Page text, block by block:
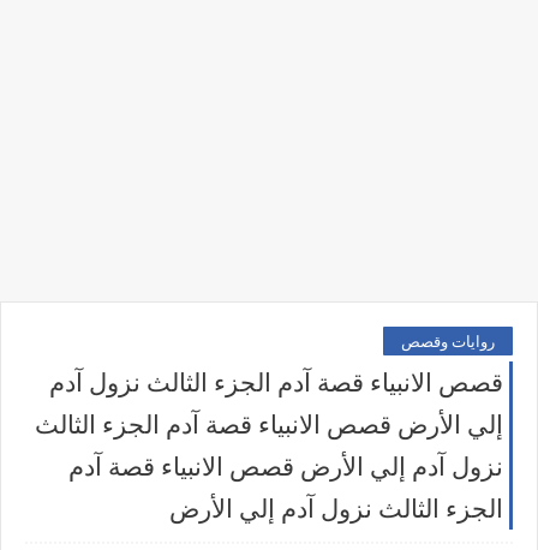
روايات وقصص
قصص الانبياء قصة آدم الجزء الثالث نزول آدم
إلي الأرض قصص الانبياء قصة آدم الجزء الثالث
نزول آدم إلي الأرض قصص الانبياء قصة آدم
الجزء الثالث نزول آدم إلي الأرض